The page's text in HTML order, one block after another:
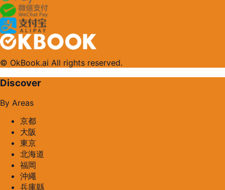
© OkBook.ai All rights reserved.
Discover
By Areas
京都
大阪
東京
北海道
福岡
沖繩
兵庫縣